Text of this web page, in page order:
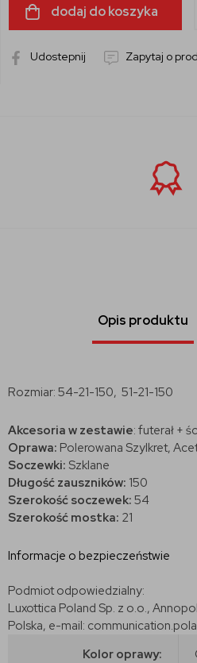
dodaj do koszyka
Udostepnij Zapytaj o
Opis produktu
Rozmiar: 54-21-150, 51-21-150
Akcesoria w zestawie: futerał +
Oprawa: Polerowana Szylkret,
Soczewki: Szklane
Długość zauszników: 150
Szerokość soczewek: 54
Szerokość mostka: 21
Informacje o bezpieczeństwie
Podmiot odpowiedzialny:
Luxottica Poland Sp. z o.o.,
Polska, e-mail:
Kolor oprawy: